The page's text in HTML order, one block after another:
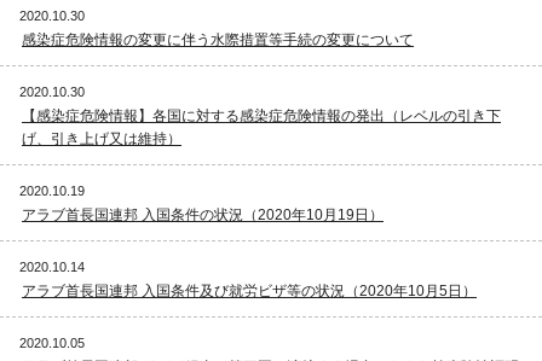
2020.10.30
感染症危険情報の変更に伴う水際措置等手続の変更について
2020.10.30
【感染症危険情報】各国に対する感染症危険情報の発出（レベルの引き下
げ、引き上げ又は維持）
2020.10.19
アラブ首長国連邦 入国条件の状況（2020年10月19日）
2020.10.14
アラブ首長国連邦 入国条件及び就労ビザ等の状況（2020年10月5日）
2020.10.05